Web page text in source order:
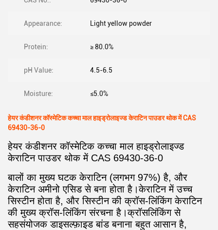
Appearance: Light yellow powder
Protein: ≥ 80.0%
pH Value: 4.5-6.5
Moisture: ≤5.0%
हेयर कंडीशनर कॉस्मेटिक कच्चा माल हाइड्रोलाइज्ड केराटिन पाउडर थोक में CAS
69430-36-0
हेयर कंडीशनर कॉस्मेटिक कच्चा माल हाइड्रोलाइज्ड
केराटिन पाउडर थोक में CAS 69430-36-0
बालों का मुख्य घटक केराटिन (लगभग 97%) है, और
केराटिन अमीनो एसिड से बना होता है।केराटिन में उच्च
सिस्टीन होता है, और सिस्टीन की क्रॉस-लिंकिंग केराटिन
की मुख्य क्रॉस-लिंकिंग संरचना है।क्रॉसलिंकिंग से
सहसंयोजक डाइसल्फ़ाइड बांड बनाना बहुत आसान है,